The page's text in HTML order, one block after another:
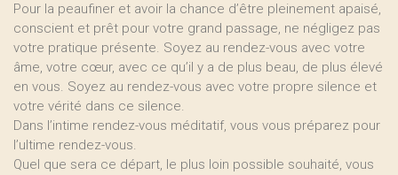
Pour la peaufiner et avoir la chance d’être pleinement apaisé,
conscient et prêt pour votre grand passage, ne négligez pas
votre pratique présente. Soyez au rendez-vous avec votre
âme, votre cœur, avec ce qu’il y a de plus beau, de plus élevé
en vous. Soyez au rendez-vous avec votre propre silence et
votre vérité dans ce silence.
Dans l’intime rendez-vous méditatif, vous vous préparez pour
l’ultime rendez-vous.
Quel que sera ce départ, le plus loin possible souhaité, vous